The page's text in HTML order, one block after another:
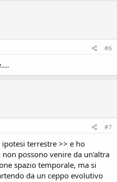
#6
#7
ipotesi terrestre >> e ho
possono venire da un'altra
spazio temporale, ma si
da un ceppo evolutivo